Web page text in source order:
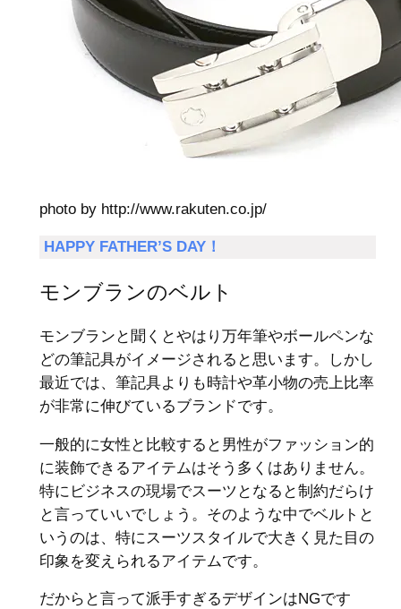
photo by http://www.rakuten.co.jp/
HAPPY FATHER’S DAY！
モンブランのベルト
モンブランと聞くとやはり万年筆やボールペンな
どの筆記具がイメージされると思います。しかし
最近では、筆記具よりも時計や革小物の売上比率
が非常に伸びているブランドです。
一般的に女性と比較すると男性がファッション的
に装飾できるアイテムはそう多くはありません。
特にビジネスの現場でスーツとなると制約だらけ
と言っていいでしょう。そのような中でベルトと
いうのは、特にスーツスタイルで大きく見た目の
印象を変えられるアイテムです。
だからと言って派手すぎるデザインはNGです